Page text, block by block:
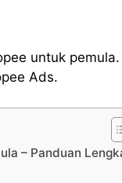
untuk
Ads.
– Panduan